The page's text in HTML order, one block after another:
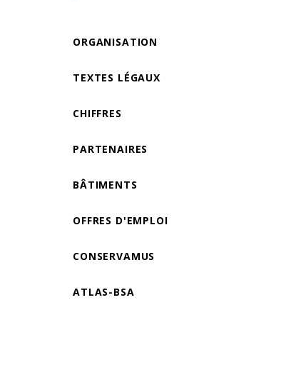
ORGANISATION
TEXTES LÉGAUX
CHIFFRES
PARTENAIRES
BÂTIMENTS
OFFRES D'EMPLOI
CONSERVAMUS
ATLAS-BSA